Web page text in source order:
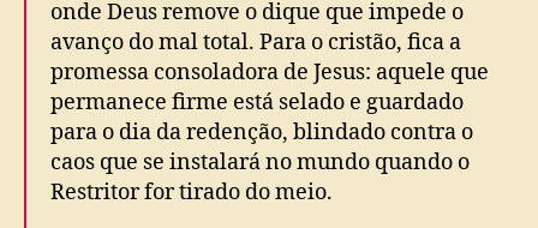
onde Deus remove o dique que impede o
avanço do mal total. Para o cristão, fica a
promessa consoladora de Jesus: aquele que
permanece firme está selado e guardado
para o dia da redenção, blindado contra o
caos que se instalará no mundo quando o
Restritor for tirado do meio.